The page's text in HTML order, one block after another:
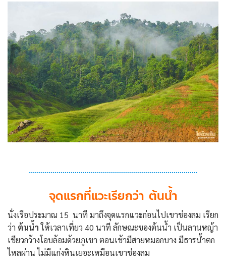
จุดแรกที่แวะเรียกว่า ต้นน้ำ
นั่งเรือประมาณ 15 นาที มาถึงจุดแรกแวะก่อนไปเขาช่องลม เรียก
ว่า ต้นน้ำให้เวลาเที่ยว 40 นาที ลักษณะของต้นน้ำ เป็นลานหญ้า
เขียวกว้างโอบล้อมด้วยภูเขา ตอนเช้ามีสายหมอกบาง มีธารน้ำตก
ไหลผ่าน ไม่มีแก่งหินเยอะเหมือนเขาช่องลม